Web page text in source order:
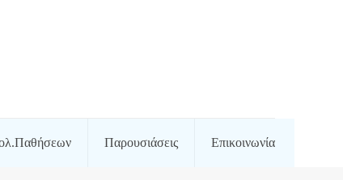
Παρουσιάσεις Επικοινωνία